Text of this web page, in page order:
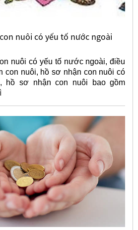
nuôi có yếu tố nước ngoài
nuôi có yếu tố nước ngoài, điều
con nuôi, hồ sơ nhận con nuôi có
hồ sơ nhận con nuôi bao gồm